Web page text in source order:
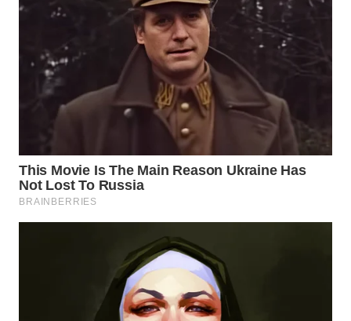
LABUANBAJO
WN
BORNEO
WAHANA
NEWS